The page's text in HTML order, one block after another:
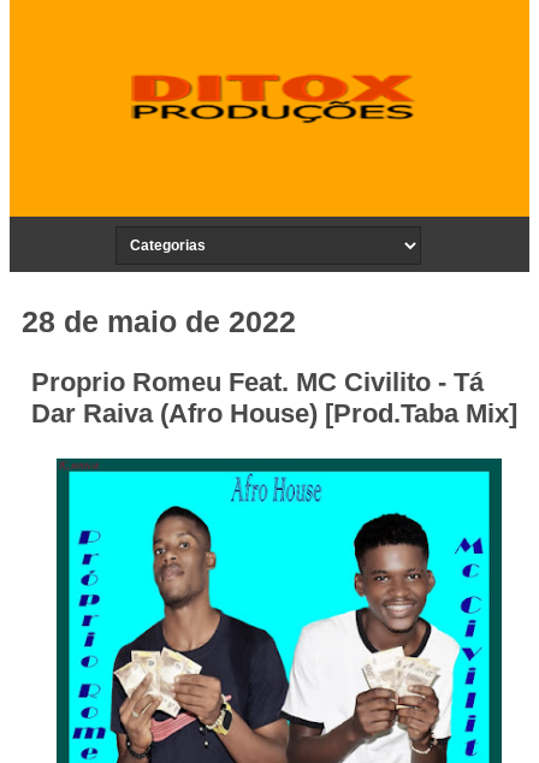
28 de maio de 2022
Proprio Romeu Feat. MC Civilito - Tá
Dar Raiva (Afro House) [Prod.Taba Mix]